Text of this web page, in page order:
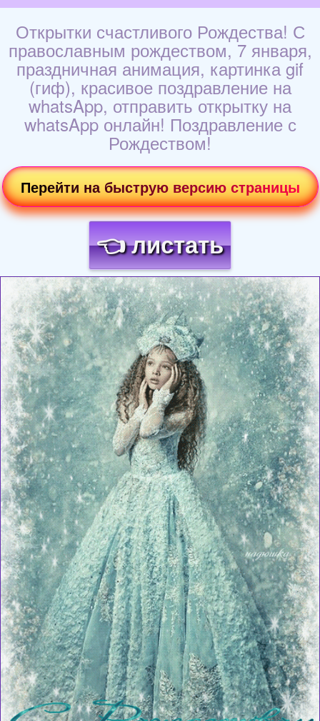
Открытки счастливого Рождества! С
православным рождеством, 7 января,
праздничная анимация, картинка gif
(гиф), красивое поздравление на
whatsApp, отправить открытку на
whatsApp онлайн! Поздравление с
Рождеством!
Перейти на быструю версию страницы
👈 листать
Загрузка картинки...